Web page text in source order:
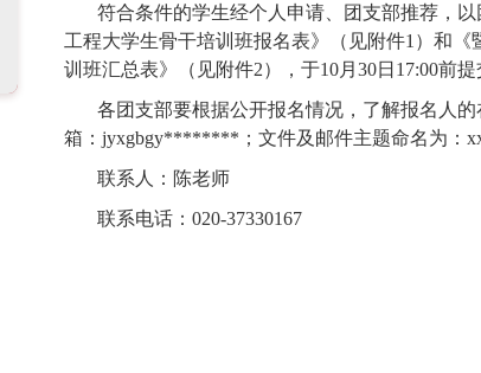
符合条件的学生经个人申请、团支部推荐，
工程大学生骨干培训班报名表》（见附件1 ）和《
训班汇总表》（见附件2），于10月 30日 17:00前提
各团支部要根据公开报名情况，了解报名人
箱： jyxgbgy******** ；文件及邮件主题命名为：
联系人：陈老师
联系电话： 020-37330167